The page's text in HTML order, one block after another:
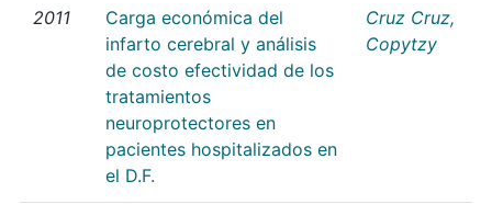
2011
Carga económica del
infarto cerebral y análisis
de costo efectividad de los
tratamientos
neuroprotectores en
pacientes hospitalizados en
el D.F.
Cruz Cruz,
Copytzy